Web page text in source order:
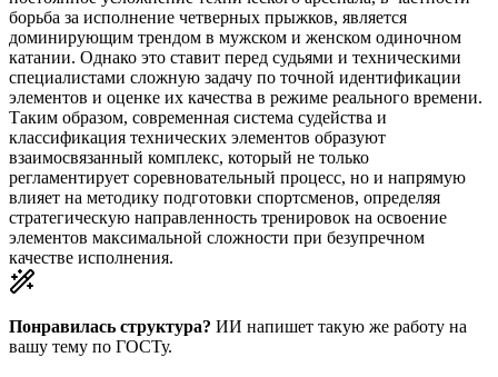
борьба за исполнение четверных прыжков, является
доминирующим трендом в мужском и женском одиночном
катании. Однако это ставит перед судьями и техническими
специалистами сложную задачу по точной идентификации
элементов и оценке их качества в режиме реального времени.
Таким образом, современная система судейства и
классификация технических элементов образуют
взаимосвязанный комплекс, который не только
регламентирует соревновательный процесс, но и напрямую
влияет на методику подготовки спортсменов, определяя
стратегическую направленность тренировок на освоение
элементов максимальной сложности при безупречном
качестве исполнения.
Понравилась структура? ИИ напишет такую же работу на
вашу тему по ГОСТу.